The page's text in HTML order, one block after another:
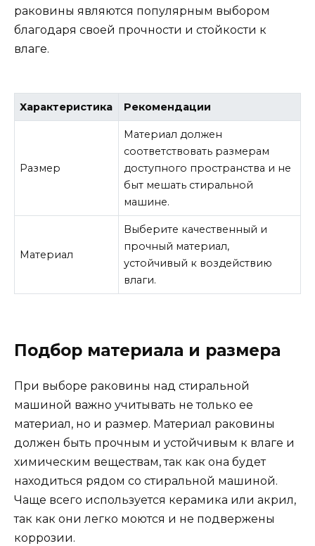
раковины являются популярным выбором
благодаря своей прочности и стойкости к
влаге.
Характеристика Рекомендации
Размер
Материал должен
соответствовать размерам
доступного пространства и не
быт мешать стиральной
машине.
Материал
Выберите качественный и
прочный материал,
устойчивый к воздействию
влаги.
Подбор материала и размера
При выборе раковины над стиральной
машиной важно учитывать не только ее
материал, но и размер. Материал раковины
должен быть прочным и устойчивым к влаге и
химическим веществам, так как она будет
находиться рядом со стиральной машиной.
Чаще всего используется керамика или акрил,
так как они легко моются и не подвержены
коррозии.